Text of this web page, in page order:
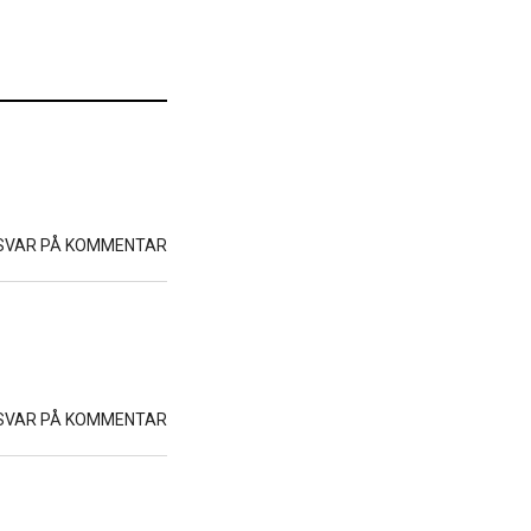
PÅ KOMMENTAR
PÅ KOMMENTAR